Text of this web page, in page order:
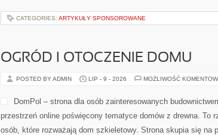
CATEGORIES: ARTYKUŁY SPONSOROWANE
OGRÓD I OTOCZENIE DOMU
POSTED BY ADMIN LIP - 9 - 2026 MOŻLIWOŚĆ
DomPol – strona dla osób zainteresowanych
przestrzeń online poświęcony tematyce domów z drewna. To
osób, które rozważają dom szkieletowy. Strona skupia się na